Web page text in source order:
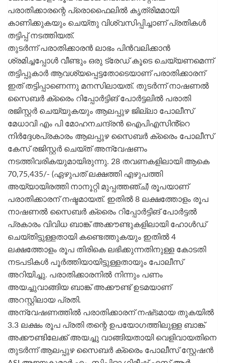
പരാതിക്കാരന്റെ പ്രൊഫൈലിൽ കൃത്രിമമായി
കാണിക്കുകയും ചെയ്തു വിശ്വസിപ്പിച്ചാണ് പ്രതികൾ
തട്ടിപ്പ് നടത്തിയത്.
തുടർന്ന് പരാതിക്കാരൻ ലാഭം പിൻവലിക്കാൻ
ശ്രമിച്ചപ്പോൾ വീണ്ടും ഒരു ട്രേഡ് കൂടെ ചെയ്യണമെന്ന്
തട്ടിപ്പുകാർ ആവശ്യപ്പെട്ടതോടെയാണ് പരാതിക്കാരന്
ഇത് തട്ടിപ്പാണെന്നു മനസിലായത്. തുടർന്ന് നാഷണൽ
സൈബർ ക്രൈം റിപ്പോർട്ടിങ് പോർട്ടലിൽ പരാതി
രജിസ്റ്റർ ചെയ്യുകയും ആലപ്പുഴ ജില്ലാ പോലീസ്
മേധാവി എം പി മോഹനചന്ദ്രൻ ഐപിഎസിൻ്റെ
നിർദ്ദേശപ്രകാരം ആലപ്പുഴ സൈബർ ക്രൈം പോലീസ്
കേസ് രജിസ്റ്റർ ചെയ്ത് അന്വേഷണം
നടത്തിവരികയുമായിരുന്നു. 28 തവണകളിലായി ആകെ
70,75,435/- (ഏഴുപത് ലക്ഷത്തി എഴുപത്തി
അയ്യായിരത്തി നാനൂറ്റി മുപ്പത്തഞ്ച്) രൂപയാണ്
പരാതിക്കാരന് നഷ്ടമായത്. ഇതിൽ 8 ലക്ഷത്തോളം രൂപ
നാഷണൽ സൈബർ ക്രൈം റിപ്പോർട്ടിങ് പോർട്ടൽ
പ്രകാരം വിവിധ ബാങ്ക് അക്കൗണ്ടുകളിലായി ഹോൾഡ്
ചെയ്തിട്ടുള്ളതായി കണ്ടെത്തുകയും ഇതിൽ 4
ലക്ഷത്തോളം രൂപ തിരികെ ലഭിക്കുന്നതിനുള്ള കോടതി
നടപടികൾ പൂർത്തിയായിട്ടുള്ളതായും പോലീസ്
അറിയിച്ചു. പരാതിക്കാരനിൽ നിന്നും പണം
അയച്ചുവാങ്ങിയ ബാങ്ക് അക്കൗണ്ട് ഉടമയാണ്
അറസ്റ്റിലായ പ്രതി.
അന്വേഷണത്തിൽ പരാതിക്കാരന് നഷ്‌ടമായ തുകയിൽ
3.3 ലക്ഷം രൂപ പ്രതി തന്റെ ഉപയോഗത്തിലുള്ള ബാങ്ക്
അക്കൗണ്ടിലേക്ക് അയച്ചു വാങ്ങിയതായി വെളിവായതിനെ
തുടർന്ന് ആലപ്പുഴ സൈബർ ക്രൈം പോലീസ് സ്റ്റേഷൻ